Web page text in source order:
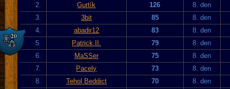
2.
Gurtík 126
8. den
3.
3bit 85
8. den
4.
abadir12 83
8. den
5.
Patrick II. 79
8. den
6.
MaSSer 75
8. den
7.
Pacely 73
8. den
8.
Tehol Beddict 70
8. den